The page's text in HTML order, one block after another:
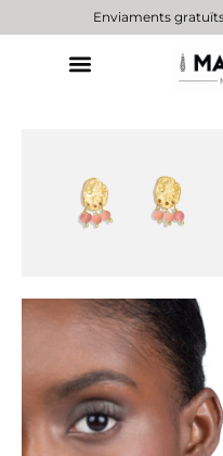
Enviaments